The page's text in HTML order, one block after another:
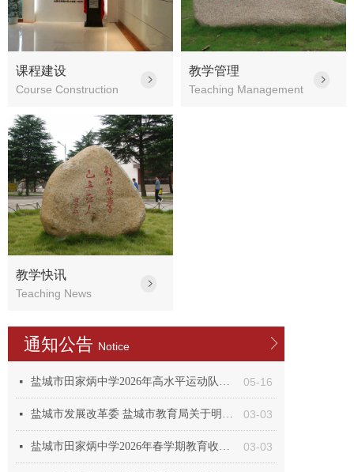
课程建设
Course Construction
ꁇ
教学管理
Teaching Management
ꁇ
教学快讯
Teaching News
ꁇ
05-16
넷 盐城市田家炳中学2026年高水平运动队和艺术社团招生专项测试合格考生公示
03-03
넷 盐城市发展改革委 盐城市教育局关于明确公办中小学收费政策的通知
03-03
넷 盐城市田家炳中学2026年春学期教育收费公示表
通知公告 Notice ꁕ